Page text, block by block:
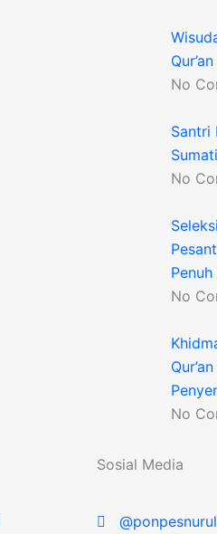
No
Santri
No
No
No
Sosial Media